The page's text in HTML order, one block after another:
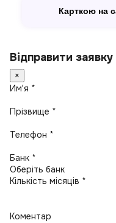
Карткою на
Відправити заявку
×
Имʼя *
Прізвище *
Телефон *
Банк *
Кількість місяців *
Коментар